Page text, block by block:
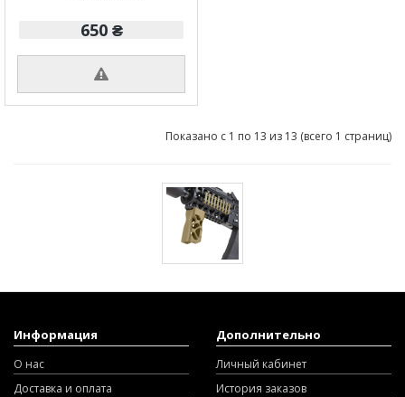
650 ₴
Показано с 1 по 13 из 13 (всего 1 страниц)
Информация
О нас
Доставка и оплата
Дополнительно
Личный кабинет
История заказов